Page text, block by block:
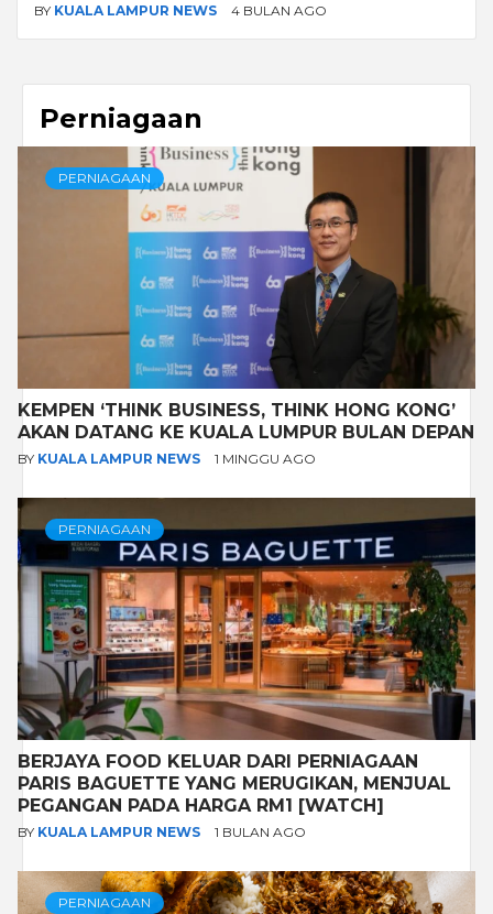
BY KUALA LAMPUR NEWS 4 BULAN AGO
Perniagaan
PERNIAGAAN
KEMPEN ‘THINK BUSINESS, THINK HONG KONG’
AKAN DATANG KE KUALA LUMPUR BULAN DEPAN
BY KUALA LAMPUR NEWS 1 MINGGU AGO
PERNIAGAAN
BERJAYA FOOD KELUAR DARI PERNIAGAAN
PARIS BAGUETTE YANG MERUGIKAN, MENJUAL
PEGANGAN PADA HARGA RM1 [WATCH]
BY KUALA LAMPUR NEWS 1 BULAN AGO
PERNIAGAAN